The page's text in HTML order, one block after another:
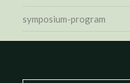
symposium-program